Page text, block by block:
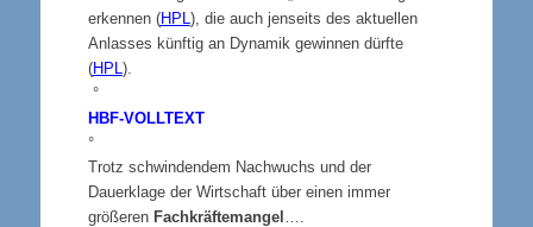
erkennen (HPL ), die auch jenseits des aktuellen
Anlasses künftig an Dynamik gewinnen dürfte
(HPL ).
°
HBF-VOLLTEXT
°
Trotz schwindendem Nachwuchs und der
Dauerklage der Wirtschaft über einen immer
größeren Fachkräftemangel